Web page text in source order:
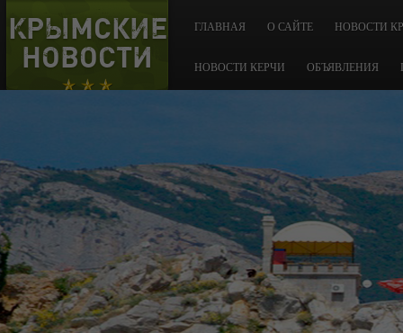
КРЫМСКИЕ
НОВОСТИ
ГЛАВНАЯ О САЙТЕ НОВОСТИ
НОВОСТИ КЕРЧИ ОБЪЯВЛЕНИЯ